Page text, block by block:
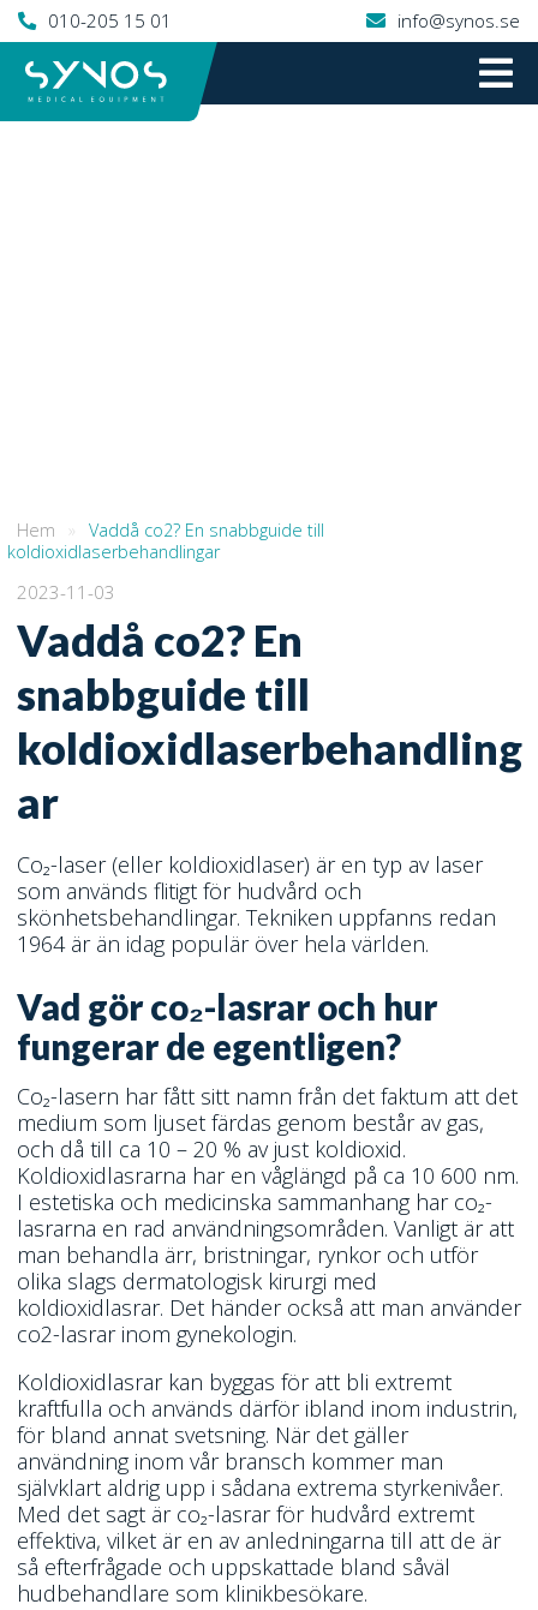
010-205 15 01 info@synos.se
Hem »
Vaddå co2? En snabbguide till
koldioxidlaserbehandlingar
2023-11-03
Vaddå co2? En
snabbguide till
koldioxidlaserbehandling
ar
Co₂-laser (eller koldioxidlaser) är en typ av laser
som används flitigt för hudvård och
skönhetsbehandlingar. Tekniken uppfanns redan
1964 är än idag populär över hela världen.
Vad gör co₂-lasrar och hur
fungerar de egentligen?
Co₂-lasern har fått sitt namn från det faktum att det
medium som ljuset färdas genom består av gas,
och då till ca 10 – 20 % av just koldioxid.
Koldioxidlasrarna har en våglängd på ca 10 600 nm.
I estetiska och medicinska sammanhang har co₂-
lasrarna en rad användningsområden. Vanligt är att
man behandla ärr, bristningar, rynkor och utför
olika slags dermatologisk kirurgi med
koldioxidlasrar. Det händer också att man använder
co2-lasrar inom gynekologin.
Koldioxidlasrar kan byggas för att bli extremt
kraftfulla och används därför ibland inom industrin,
för bland annat svetsning. När det gäller
användning inom vår bransch kommer man
självklart aldrig upp i sådana extrema styrkenivåer.
Med det sagt är co₂-lasrar för hudvård extremt
effektiva, vilket är en av anledningarna till att de är
så efterfrågade och uppskattade bland såväl
hudbehandlare som klinikbesökare.